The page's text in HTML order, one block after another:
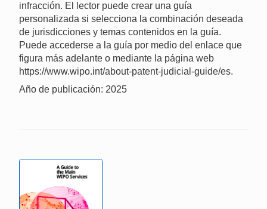
infracción. El lector puede crear una guía
personalizada si selecciona la combinación deseada
de jurisdicciones y temas contenidos en la guía.
Puede accederse a la guía por medio del enlace que
figura más adelante o mediante la página web
https://www.wipo.int/about-patent-judicial-guide/es.
Año de publicación: 2025